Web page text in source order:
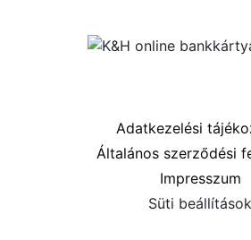
Adatkezelési
Általános szerződési
Impresszum
Süti beállítások